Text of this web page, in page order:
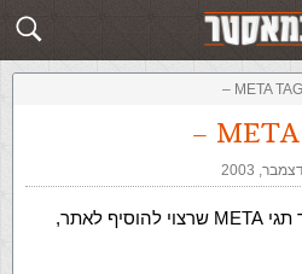
שלח תשובה
האם ישנם עוד תגי META שרצוי להוסיף לאתר,